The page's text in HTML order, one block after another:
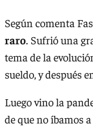
Según comenta
raro. Sufrió una
tema de la
sueldo, y después
Luego vino la
de que no íbamos